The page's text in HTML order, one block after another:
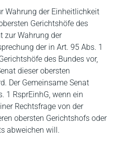
Wahrung der Einheitlichkeit
Gerichtshöfe des
zur Wahrung der
der in Art. 95 Abs. 1
des Bundes vor,
dieser obersten
Der Gemeinsame Senat
1 RsprEinhG, wenn ein
Rechtsfrage von der
obersten Gerichtshofs oder
abweichen will.